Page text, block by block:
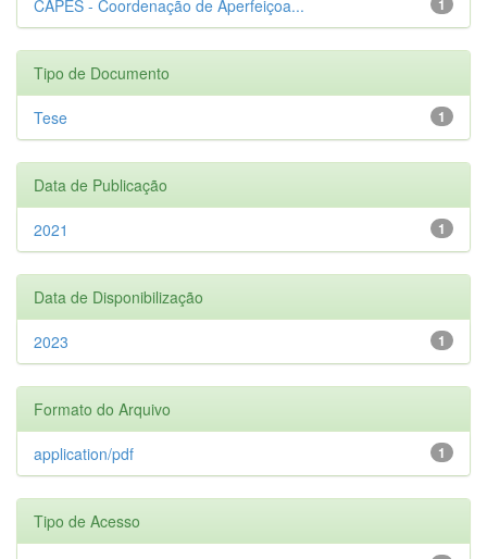
1
CAPES - Coordenação de Aperfeiçoa...
Tipo de Documento
1
Tese
Data de Publicação
1
2021
Data de Disponibilização
1
2023
Formato do Arquivo
1
application/pdf
Tipo de Acesso